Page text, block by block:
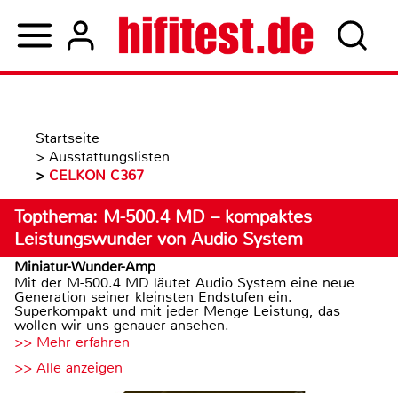
Startseite
> Ausstattungslisten
> CELKON C367
Topthema: M-500.4 MD – kompaktes
Leistungswunder von Audio System
Miniatur-Wunder-Amp
Mit der M-500.4 MD läutet Audio System eine neue
Generation seiner kleinsten Endstufen ein.
Superkompakt und mit jeder Menge Leistung, das
wollen wir uns genauer ansehen.
>> Mehr erfahren
>> Alle anzeigen